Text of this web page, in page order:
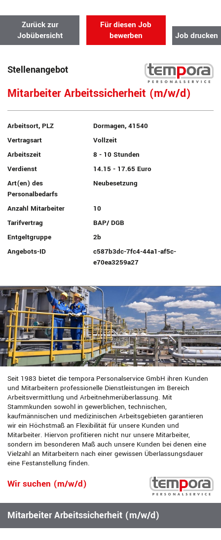
Zurück zur
Jobübersicht
Für diesen Job
bewerben
Job drucken
Stellenangebot
Mitarbeiter Arbeitssicherheit (m/w/d)
Arbeitsort, PLZ
Dormagen, 41540
Vertragsart
Vollzeit
Arbeitszeit
8 - 10 Stunden
Verdienst
14.15 - 17.65 Euro
Art(en) des
Personalbedarfs
Neubesetzung
Anzahl Mitarbeiter
10
Tarifvertrag
BAP/ DGB
Entgeltgruppe
2b
Angebots-ID
c587b3dc-7fc4-44a1-af5c-
e70ea3259a27
Seit 1983 bietet die tempora Personalservice GmbH ihren Kunden
und Mitarbeitern professionelle Dienstleistungen im Bereich
Arbeitsvermittlung und Arbeitnehmerüberlassung. Mit
Stammkunden sowohl in gewerblichen, technischen,
kaufmännischen und medizinischen Arbeitsgebieten garantieren
wir ein Höchstmaß an Flexibilität für unsere Kunden und
Mitarbeiter. Hiervon profitieren nicht nur unsere Mitarbeiter,
sondern im besonderen Maß auch unsere Kunden bei denen eine
Vielzahl an Mitarbeitern nach einer gewissen Überlassungsdauer
eine Festanstellung finden.
Wir suchen (m/w/d)
Mitarbeiter Arbeitssicherheit (m/w/d)